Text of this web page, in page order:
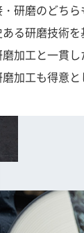
研磨のどち
ある研磨技術
加工と一貫
加工も得意と